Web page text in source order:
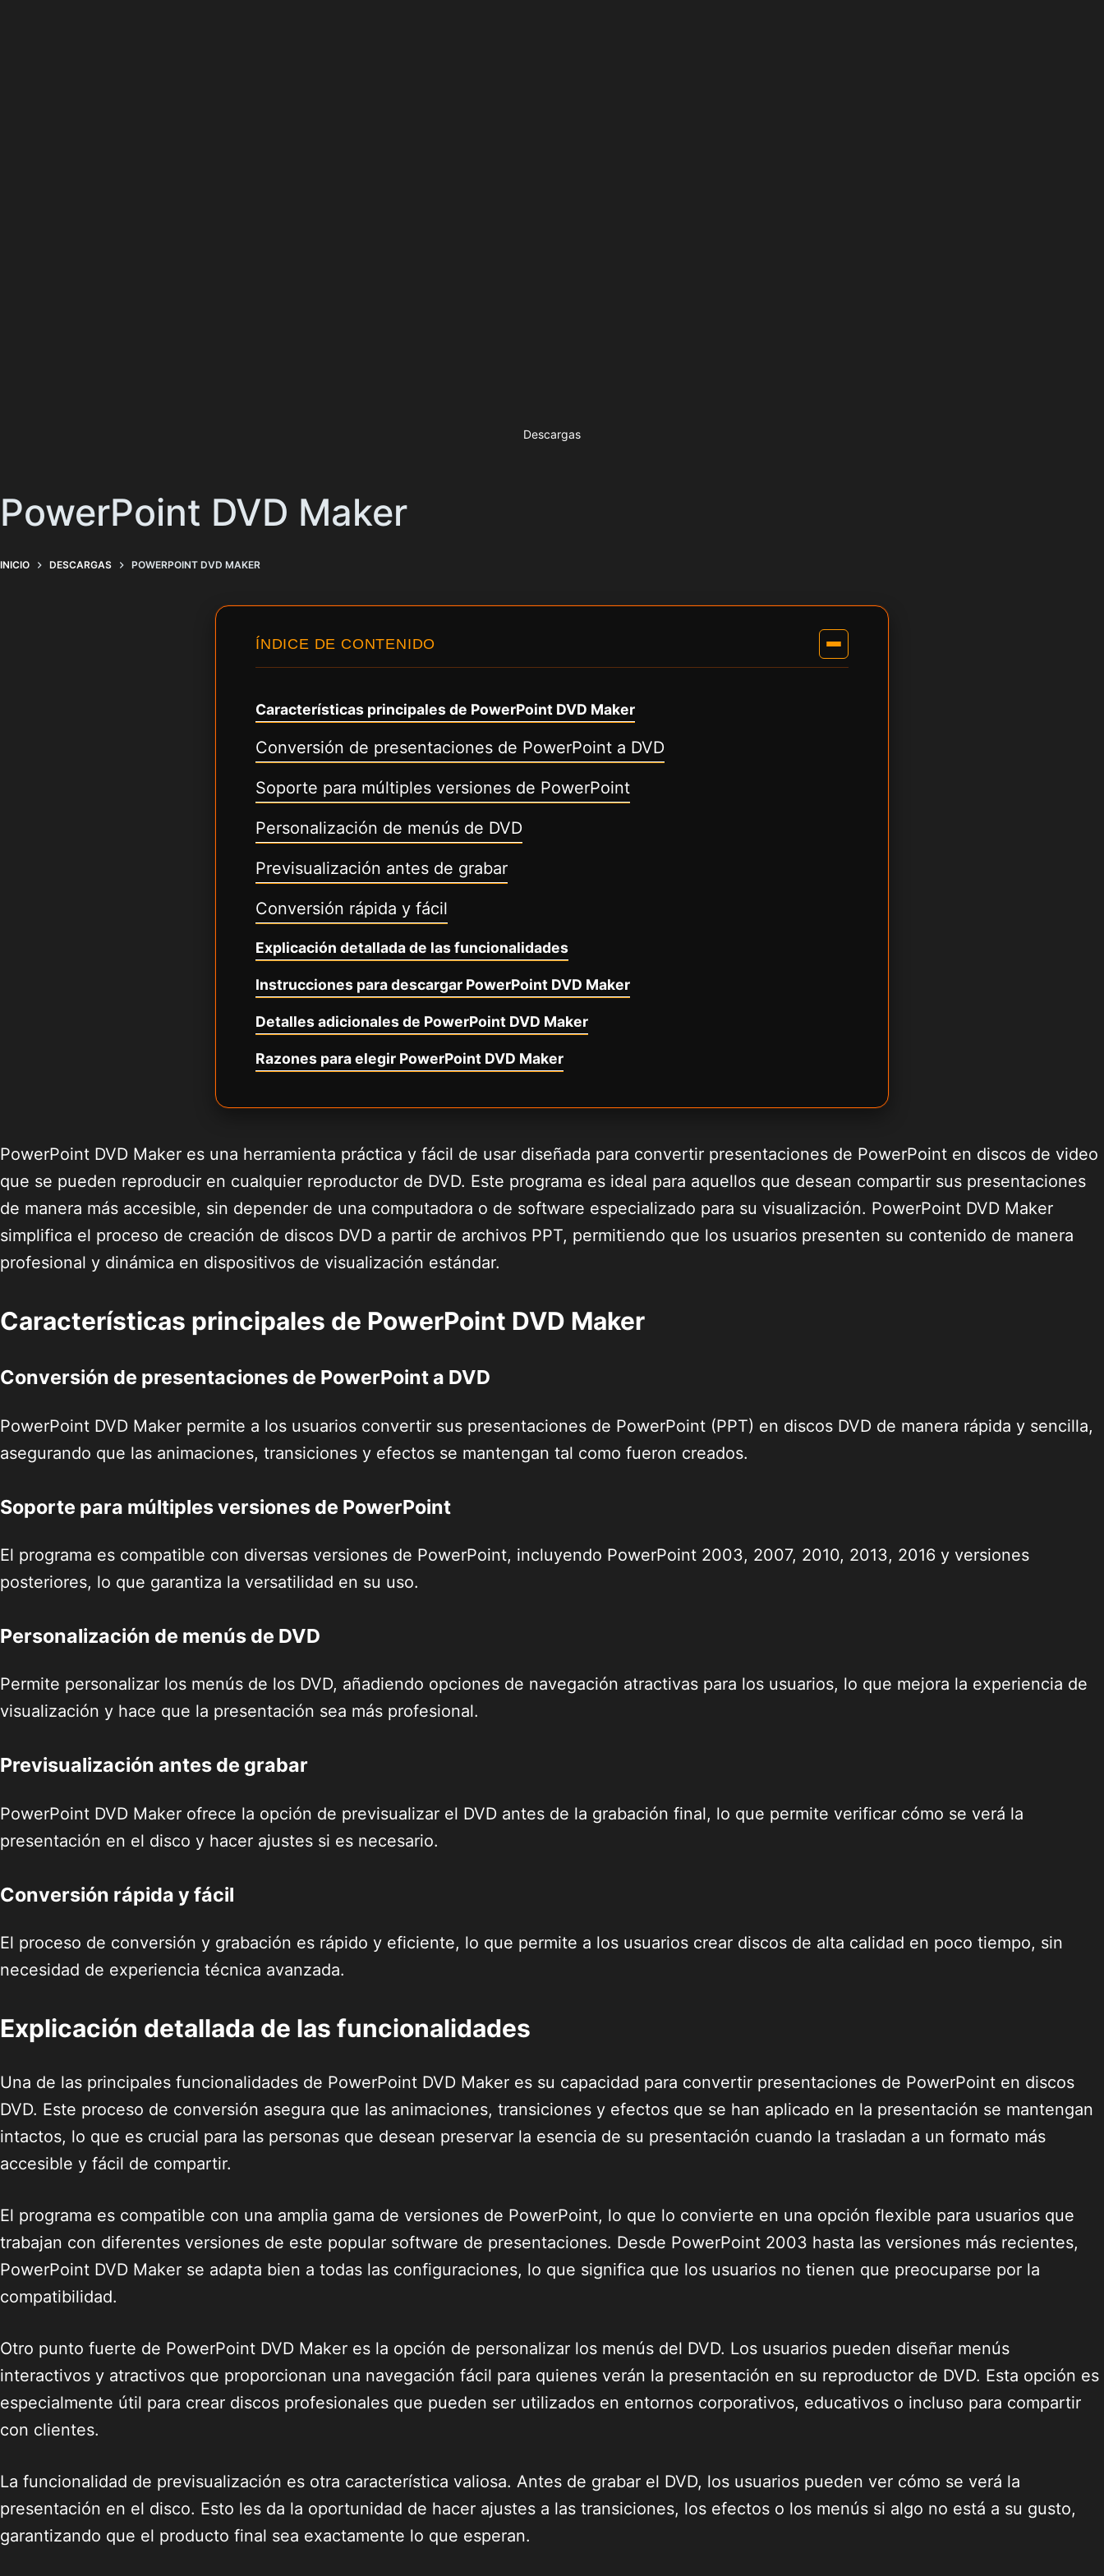
Descargas
PowerPoint DVD Maker
INICIO DESCARGAS POWERPOINT DVD MAKER
ÍNDICE DE CONTENIDO
Características principales de PowerPoint DVD Maker
Conversión de presentaciones de PowerPoint a DVD
Soporte para múltiples versiones de PowerPoint
Personalización de menús de DVD
Previsualización antes de grabar
Conversión rápida y fácil
Explicación detallada de las funcionalidades
Instrucciones para descargar PowerPoint DVD Maker
Detalles adicionales de PowerPoint DVD Maker
Razones para elegir PowerPoint DVD Maker
PowerPoint DVD Maker es una herramienta práctica y fácil de usar diseñada para convertir presentaciones de PowerPoint en discos de video
que se pueden reproducir en cualquier reproductor de DVD. Este programa es ideal para aquellos que desean compartir sus presentaciones
de manera más accesible, sin depender de una computadora o de software especializado para su visualización. PowerPoint DVD Maker
simplifica el proceso de creación de discos DVD a partir de archivos PPT, permitiendo que los usuarios presenten su contenido de manera
profesional y dinámica en dispositivos de visualización estándar.
Características principales de PowerPoint DVD Maker
Conversión de presentaciones de PowerPoint a DVD
PowerPoint DVD Maker permite a los usuarios convertir sus presentaciones de PowerPoint (PPT) en discos DVD de manera rápida y sencilla,
asegurando que las animaciones, transiciones y efectos se mantengan tal como fueron creados.
Soporte para múltiples versiones de PowerPoint
El programa es compatible con diversas versiones de PowerPoint, incluyendo PowerPoint 2003, 2007, 2010, 2013, 2016 y versiones
posteriores, lo que garantiza la versatilidad en su uso.
Personalización de menús de DVD
Permite personalizar los menús de los DVD, añadiendo opciones de navegación atractivas para los usuarios, lo que mejora la experiencia de
visualización y hace que la presentación sea más profesional.
Previsualización antes de grabar
PowerPoint DVD Maker ofrece la opción de previsualizar el DVD antes de la grabación final, lo que permite verificar cómo se verá la
presentación en el disco y hacer ajustes si es necesario.
Conversión rápida y fácil
El proceso de conversión y grabación es rápido y eficiente, lo que permite a los usuarios crear discos de alta calidad en poco tiempo, sin
necesidad de experiencia técnica avanzada.
Explicación detallada de las funcionalidades
Una de las principales funcionalidades de PowerPoint DVD Maker es su capacidad para convertir presentaciones de PowerPoint en discos
DVD. Este proceso de conversión asegura que las animaciones, transiciones y efectos que se han aplicado en la presentación se mantengan
intactos, lo que es crucial para las personas que desean preservar la esencia de su presentación cuando la trasladan a un formato más
accesible y fácil de compartir.
El programa es compatible con una amplia gama de versiones de PowerPoint, lo que lo convierte en una opción flexible para usuarios que
trabajan con diferentes versiones de este popular software de presentaciones. Desde PowerPoint 2003 hasta las versiones más recientes,
PowerPoint DVD Maker se adapta bien a todas las configuraciones, lo que significa que los usuarios no tienen que preocuparse por la
compatibilidad.
Otro punto fuerte de PowerPoint DVD Maker es la opción de personalizar los menús del DVD. Los usuarios pueden diseñar menús
interactivos y atractivos que proporcionan una navegación fácil para quienes verán la presentación en su reproductor de DVD. Esta opción es
especialmente útil para crear discos profesionales que pueden ser utilizados en entornos corporativos, educativos o incluso para compartir
con clientes.
La funcionalidad de previsualización es otra característica valiosa. Antes de grabar el DVD, los usuarios pueden ver cómo se verá la
presentación en el disco. Esto les da la oportunidad de hacer ajustes a las transiciones, los efectos o los menús si algo no está a su gusto,
garantizando que el producto final sea exactamente lo que esperan.